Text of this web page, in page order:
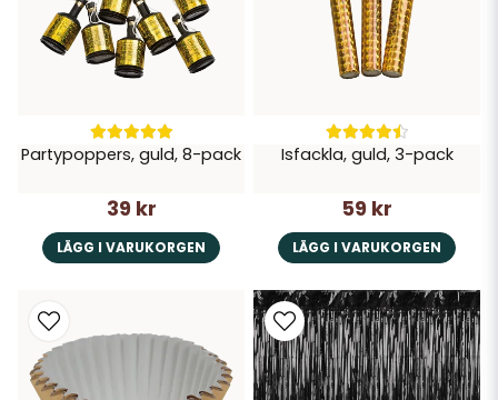
Partypoppers, guld, 8-pack
39 kr
LÄGG I VARUKORGEN
Isfackla, guld, 3-pack
59 kr
LÄGG I VARUKORGEN